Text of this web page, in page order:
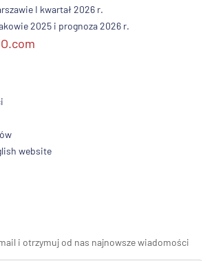
I kwartał 2026 r.
2025 i prognoza 2026 r.
website
i otrzymuj od nas najnowsze wiadomości